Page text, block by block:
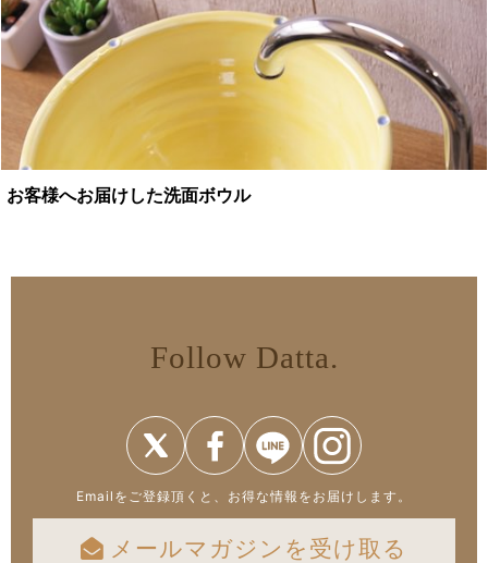
お客様へお届けした洗面ボウル
Follow Datta.
Emailをご登録頂くと、お得な情報をお届けします。
メールマガジンを受け取る